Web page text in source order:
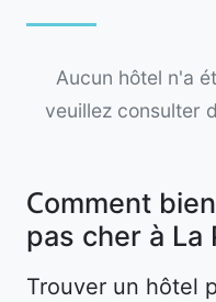
Aucun hôtel n'a
veuillez consulter
Comment
pas cher à La
Trouver un hôtel